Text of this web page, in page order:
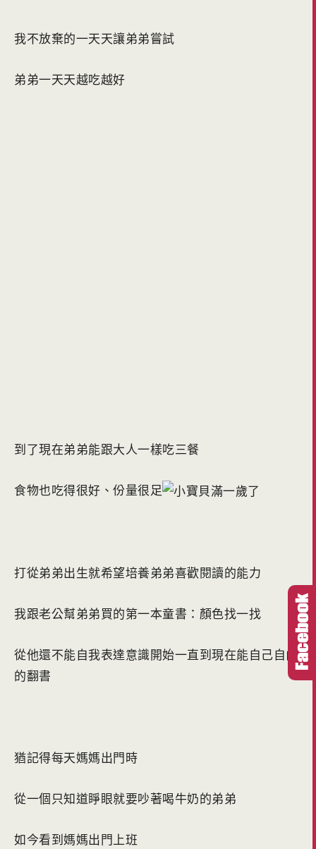
我不放棄的一天天讓弟弟嘗試
弟弟一天天越吃越好
到了現在弟弟能跟大人一樣吃三餐
食物也吃得很好、份量很足
打從弟弟出生就希望培養弟弟喜歡閱讀的能力
我跟老公幫弟弟買的第一本童書：顏色找一找
從他還不能自我表達意識開始一直到現在能自己自由
的翻書
猶記得每天媽媽出門時
從一個只知道睜眼就要吵著喝牛奶的弟弟
如今看到媽媽出門上班